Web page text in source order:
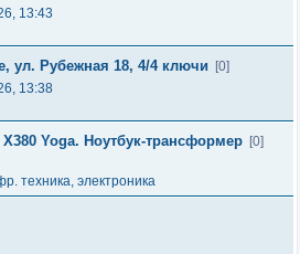
13:43
ул. Рубежная 18, 4/4 ключи
[0]
13:38
Yoga. Ноутбук-трансформер [0]
техника, электроника